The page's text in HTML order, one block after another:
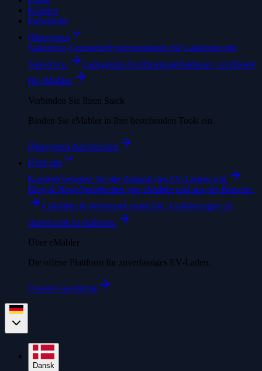
Kunden
Entwickler
Ökosystem
Salesforce-ConnectorSynchronisieren Sie Ladedaten mit
Salesforce.
Ladegeräte-ZertifizierungHardware, zertifiziert
für eMabler.
Verbinden Sie Ihren Stack
Binden Sie eMabler in Ihre bestehenden Tools ein.
Ökosystem durchsuchen
Über uns
KarriereGestalten Sie die Zukunft des EV-Ladens mit.
Blog & NewsNeuigkeiten von eMabler und aus der Branche.
Leitfäden & WebinareLernen Sie, Ladelösungen zu
starten und zu skalieren.
Über eMabler
Die offene Plattform für zuverlässiges EV-Laden.
Unsere Geschichte
Dansk